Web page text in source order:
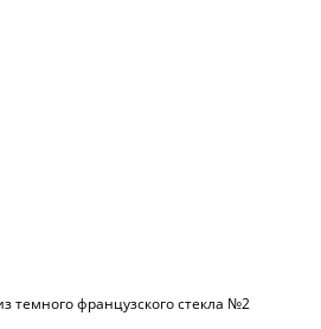
темного французского стекла №2